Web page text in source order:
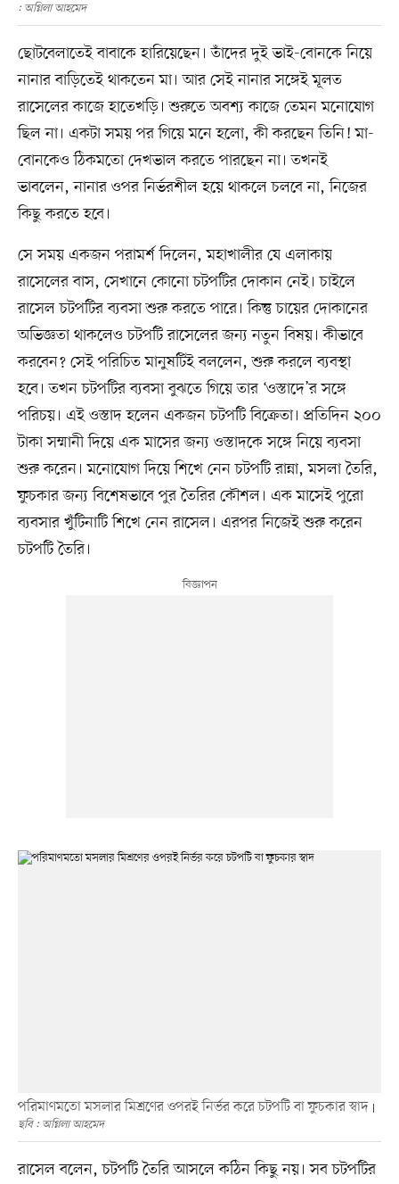
: অগ্নিলা আহমেদ
ছোটবেলাতেই বাবাকে হারিয়েছেন। তাঁদের দুই ভাই-বোনকে নিয়ে
নানার বাড়িতেই থাকতেন মা। আর সেই নানার সঙ্গেই মূলত
রাসেলের কাজে হাতেখড়ি। শুরুতে অবশ্য কাজে তেমন মনোযোগ
ছিল না। একটা সময় পর গিয়ে মনে হলো, কী করছেন তিনি! মা-
বোনকেও ঠিকমতো দেখভাল করতে পারছেন না। তখনই
ভাবলেন, নানার ওপর নির্ভরশীল হয়ে থাকলে চলবে না, নিজের
কিছু করতে হবে।
সে সময় একজন পরামর্শ দিলেন, মহাখালীর যে এলাকায়
রাসেলের বাস, সেখানে কোনো চটপটির দোকান নেই। চাইলে
রাসেল চটপটির ব্যবসা শুরু করতে পারে। কিন্তু চায়ের দোকানের
অভিজ্ঞতা থাকলেও চটপটি রাসেলের জন্য নতুন বিষয়। কীভাবে
করবেন? সেই পরিচিত মানুষটিই বললেন, শুরু করলে ব্যবস্থা
হবে। তখন চটপটির ব্যবসা বুঝতে গিয়ে তার ‘ওস্তাদে’র সঙ্গে
পরিচয়। এই ওস্তাদ হলেন একজন চটপটি বিক্রেতা। প্রতিদিন ২০০
টাকা সম্মানী দিয়ে এক মাসের জন্য ওস্তাদকে সঙ্গে নিয়ে ব্যবসা
শুরু করেন। মনোযোগ দিয়ে শিখে নেন চটপটি রান্না, মসলা তৈরি,
ফুচকার জন্য বিশেষভাবে পুর তৈরির কৌশল। এক মাসেই পুরো
ব্যবসার খুঁটিনাটি শিখে নেন রাসেল। এরপর নিজেই শুরু করেন
চটপটি তৈরি।
পরিমাণমতো মসলার মিশ্রণের ওপরই নির্ভর করে চটপটি বা ফুচকার স্বাদ
ছবি : অগ্নিলা আহমেদ
রাসেল বলেন, চটপটি তৈরি আসলে কঠিন কিছু নয়। সব চটপটির